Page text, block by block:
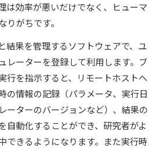
は効率が悪いだけでなく、ヒューマ
りがちです。
結果を管理するソフトウェアで、ユ
レーターを登録して利用します。ブ
行を指示すると、リモートホストへ
の情報の記録（パラメータ、実行日
ーターのバージョンなど）、結果の
自動化することができ、研究者がよ
できるようになります。また実行時